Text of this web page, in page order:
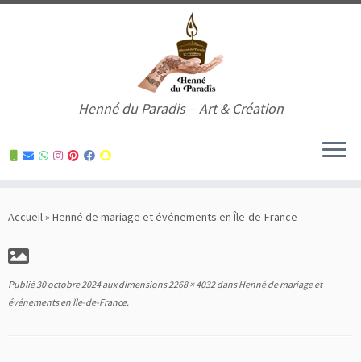
to
Henné du Paradis – Art & Création
Accueil» Henné de mariage et événements en Île-de-France
Publié 30 octobre 2024aux dimensions2268 × 4032dansHenné de mariage et
événements en Île-de-France.